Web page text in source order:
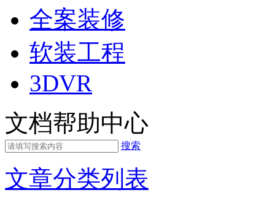
全案装修
软装工程
3DVR
文档帮助中心
搜索
文章分类列表